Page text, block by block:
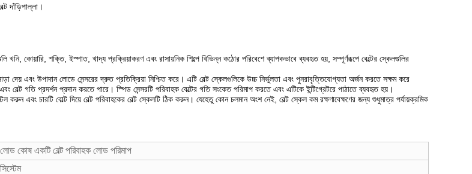
দাঁড়িপাল্লা।
কোয়ারি, শক্তি, ইস্পাত, খাদ্য প্রক্রিয়াকরণ এবং রাসায়নিক শিল্পে বিভিন্ন কঠোর পরিবেশে ব্যাপকভাবে ব্যবহৃত হয়, সম্পূর্ণরূপে বেল্টের স্কেলগুলির
দেয় এবং উপাদান লোডে সেন্সরের দ্রুত প্রতিক্রিয়া নিশ্চিত করে। এটি বেল্ট স্কেলগুলিকে উচ্চ নির্ভুলতা এবং পুনরাবৃত্তিযোগ্যতা অর্জন করতে সক্ষম করে
বেল্ট গতি প্রদর্শন প্রদান করতে পারে। স্পিড সেন্সরটি পরিবাহক বেল্টের গতি সংকেত পরিমাপ করতে এবং এটিকে ইন্টিগ্রেটরে পাঠাতে ব্যবহৃত হয়।
করুন এবং চারটি বোল্ট দিয়ে বেল্ট পরিবাহকের বেল্ট স্কেলটি ঠিক করুন। যেহেতু কোন চলমান অংশ নেই, বেল্ট স্কেল কম রক্ষণাবেক্ষণের জন্য শুধুমাত্র পর্যায়ক্রমিক
কোষ একটি বেল্ট পরিবাহক লোড পরিমাপ